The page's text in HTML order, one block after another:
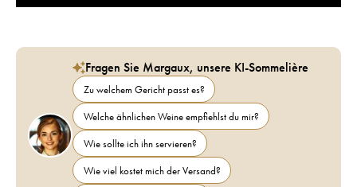
Fragen Sie Margaux, unsere KI-Sommelière
Zu welchem Gericht passt es?
Welche ähnlichen Weine empfiehlst du mir?
Wie sollte ich ihn servieren?
Wie viel kostet mich der Versand?